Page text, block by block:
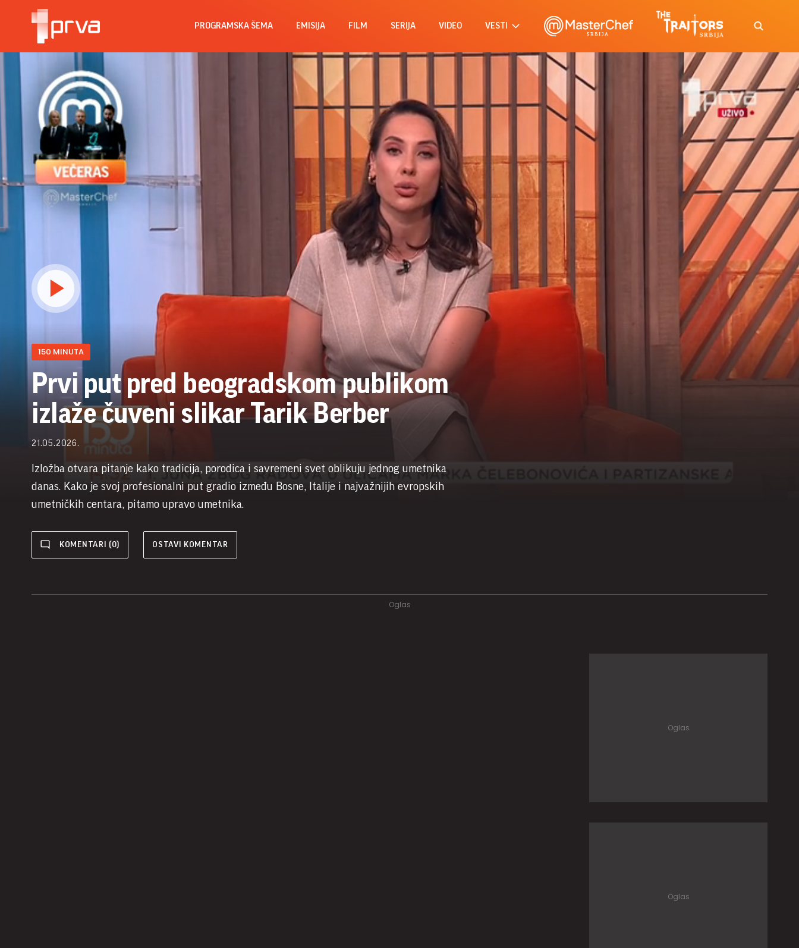
PROGRAMSKA ŠEMA EMISIJA FILM SERIJA VIDEO VESTI
150 MINUTA
Prvi put pred beogradskom publikom
izlaže čuveni slikar Tarik Berber
21.05.2026.
Izložba otvara pitanje kako tradicija, porodica i savremeni svet oblikuju jednog umetnika
danas. Kako je svoj profesionalni put gradio između Bosne, Italije i najvažnijih evropskih
umetničkih centara, pitamo upravo umetnika.
KOMENTARI (0) OSTAVI KOMENTAR